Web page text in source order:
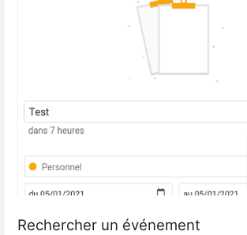
Rechercher un événement